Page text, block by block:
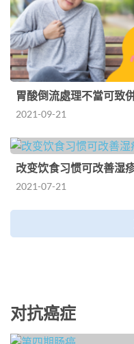
胃酸倒流處理不當可致
2021-09-21
改变饮食习惯可改善湿疹
2021-07-21
对抗癌症